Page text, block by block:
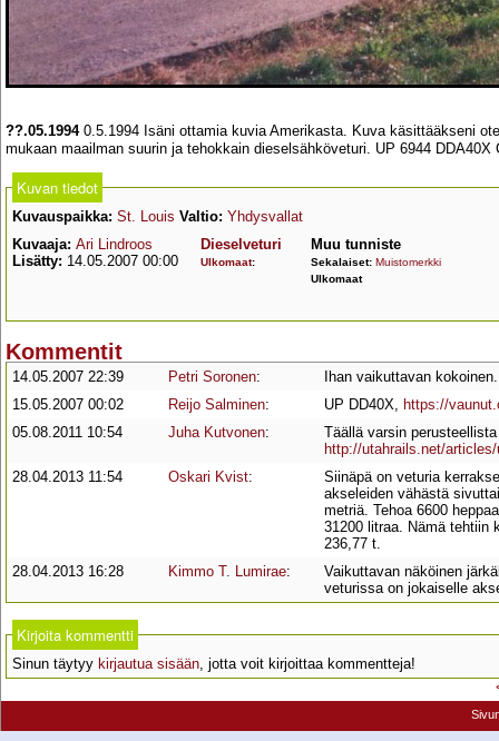
??.05.19940.5.1994 Isäni ottamia kuvia Amerikasta. Kuva käsittääkseni
mukaan maailman suurin ja tehokkain dieselsähköveturi. UP 6944 DDA40X
Kuvan tiedot
Kuvauspaikka: St. Louis Valtio: Yhdysvallat
Kuvaaja: Ari Lindroos
Lisätty: 14.05.2007 00:00
Dieselveturi
Ulkomaat:
Muu tunniste
Sekalaiset: Muistomerkki
Ulkomaat
Kommentit
14.05.2007 22:39 Petri Soronen:
Ihan vaikuttavan kokoinen.
15.05.2007 00:02
Reijo Salminen: UP DD40X, https://
05.08.2011 10:54
Juha Kutvonen:
Täällä varsin
http://utahrails.net/
28.04.2013 11:54
Oskari Kvist:
Siinäpä on veturia
akseleiden vähästä
metriä. Tehoa 6600
31200 litraa. Nämä tehtiin
236,77 t.
28.04.2013 16:28
Kimmo T. Lumirae:
Vaikuttavan näköinen
veturissa on jokaiselle
Kirjoita kommentti
Sinun täytyy kirjautua sisään, jotta voit kirjoittaa kommentteja!